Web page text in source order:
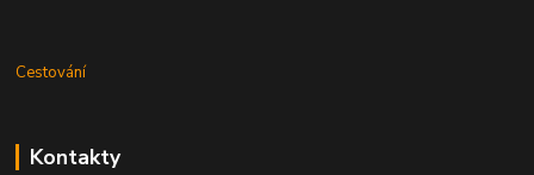
Cestování
Kontakty